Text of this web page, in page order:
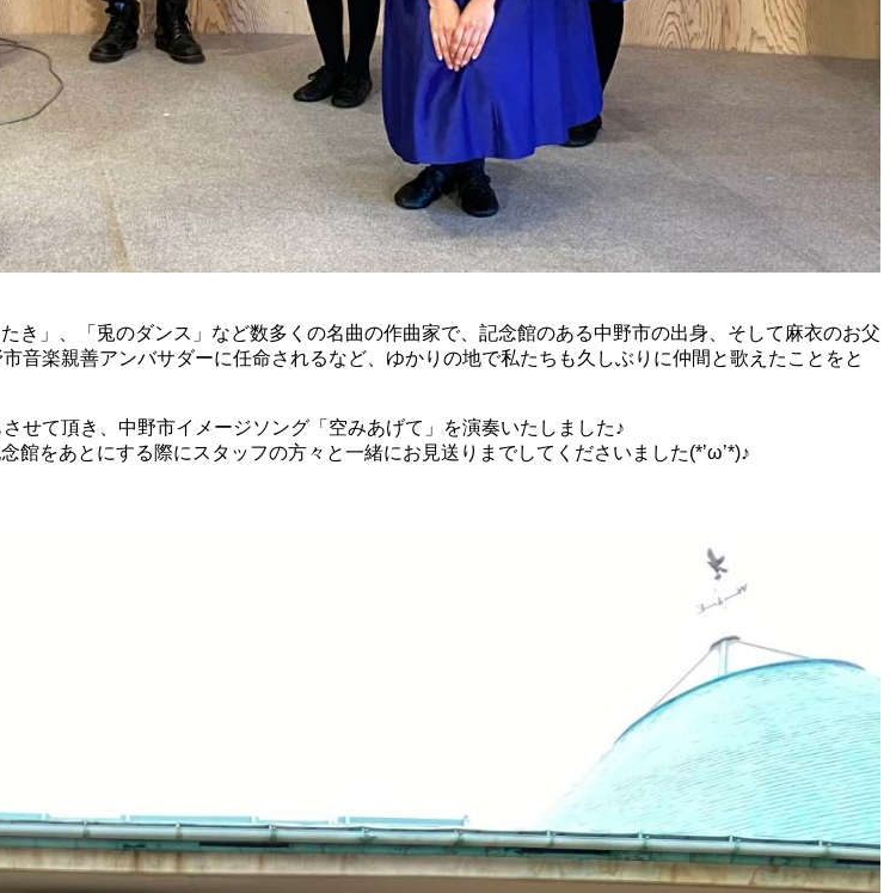
き」、「兎のダンス」など数多くの名曲の作曲家で、記念館のある中野市の出身、そして麻衣のお父
楽親善アンバサダーに任命されるなど、ゆかりの地で私たちも久しぶりに仲間と歌えたことをと
せて頂き、中野市イメージソング「空みあげて」を演奏いたしました♪
をあとにする際にスタッフの方々と一緒にお見送りまでしてくださいました(*’ω’*)♪